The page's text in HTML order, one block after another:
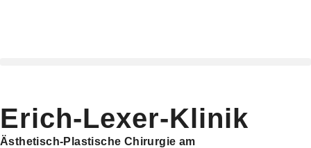
Erich-Lexer-Klinik
Ästhetisch-Plastische Chirurgie am